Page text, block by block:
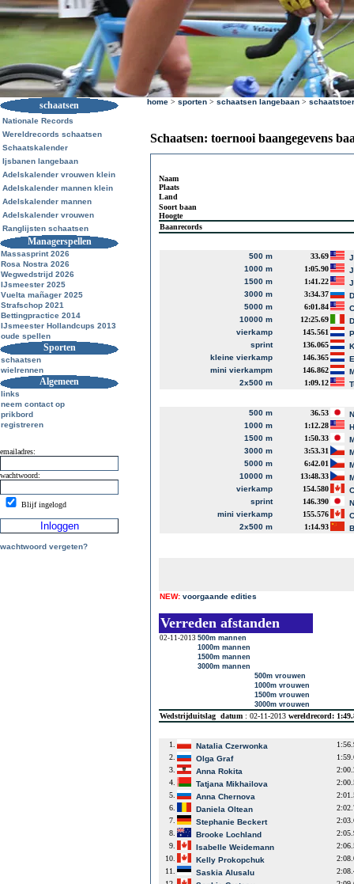
schaatsen
Nationale Records
Wereldrecords schaatsen
Schaatskalender
Ijsbanen langebaan
Adelskalender vrouwen klein
Adelskalender mannen klein
Adelskalender mannen
Adelskalender vrouwen
Ranglijsten schaatsen
Managerspellen
Massasprint 2026
Rosa Nostra 2026
Wegwedstrijd 2026
IJsmeester 2025
Vuelta mañager 2025
Strafschop 2021
Bettingpractice 2014
IJsmeester Hollandcups 2013
oude spellen
Sporten
schaatsen
wielrennen
Algemeen
links
neem contact op
prikbord
registreren
emailadres:
wachtwoord:
Blijf ingelogd
wachtwoord vergeten?
home > sporten > schaatsen langebaan >
Schaatsen: toernooi baangegevens
Naam
Plaats
Land
Soort baan
Hoogte
Baanrecords
500 m 33.69
1000 m
1:05.90
1500 m
1:41.22
3000 m
3:34.37
5000 m
6:01.84
10000 m
12:25.69
vierkamp
145.561
sprint
136.065
kleine vierkamp
146.365
mini vierkampm
146.862
2x500 m
1:09.12
500 m 36.53
1000 m
1:12.28
1500 m
1:50.33
3000 m
3:53.31
5000 m
6:42.01
10000 m
13:48.33
vierkamp
154.580
sprint
146.390
mini vierkamp
155.576
2x500 m
1:14.93
NEW: voorgaande edities
Verreden afstanden
02-11-2013 500m mannen
1000m mannen
1500m mannen
3000m mannen
500m vrouwen
1000m vrouwen
1500m vrouwen
3000m vrouwen
Wedstrijduitslag datum : 02-11-2013 wereldrecord:
1. Natalia Czerwonka
2.
Olga Graf
3.
Anna Rokita
4.
Tatjana Mikhailova
5.
Anna Chernova
6.
Daniela Oltean
7.
Stephanie Beckert
8.
Brooke Lochland
9.
Isabelle Weidemann
10.
Kelly Prokopchuk
11.
Saskia Alusalu